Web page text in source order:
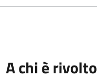
A chi è rivolto